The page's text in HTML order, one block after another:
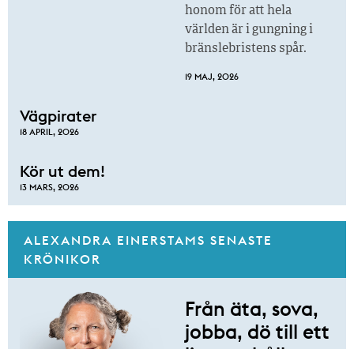
honom för att hela
världen är i gungning i
bränslebristens spår.
19 MAJ, 2026
Vägpirater
18 APRIL, 2026
Kör ut dem!
13 MARS, 2026
ALEXANDRA EINERSTAMS SENASTE
KRÖNIKOR
Från äta, sova,
jobba, dö till ett